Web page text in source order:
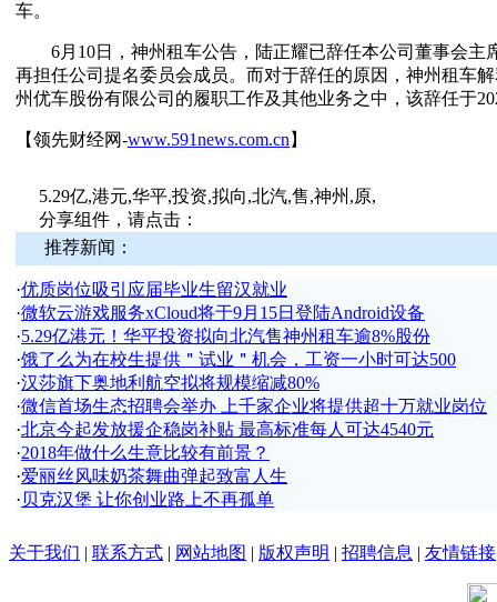
车。
6月10日，神州租车公告，陆正耀已辞任本公司董事会主
再担任公司提名委员会成员。而对于辞任的原因，神州租车
州优车股份有限公司的履职工作及其他业务之中，该辞任于
【领先财经网-www.591news.com.cn 】
5.29亿,港元,华平,投资,拟向,北汽,售,神州,原,
分享组件，请点击：
推荐新闻：
·优质岗位吸引应届毕业生留汉就业
·微软云游戏服务xCloud将于9月15日登陆Android设备
·5.29亿港元！华平投资拟向北汽售神州租车逾8%股份
·饿了么为在校生提供＂试业＂机会，工资一小时可达500
·汉莎旗下奥地利航空拟将规模缩减80%
·微信首场生态招聘会举办 上千家企业将提供超十万就业岗位
·北京今起发放援企稳岗补贴 最高标准每人可达4540元
·2018年做什么生意比较有前景？
·爱丽丝风味奶茶舞曲弹起致富人生
·贝克汉堡 让你创业路上不再孤单
关于我们 | 联系方式 | 网站地图 | 版权声明 | 招聘信息 | 友情链接